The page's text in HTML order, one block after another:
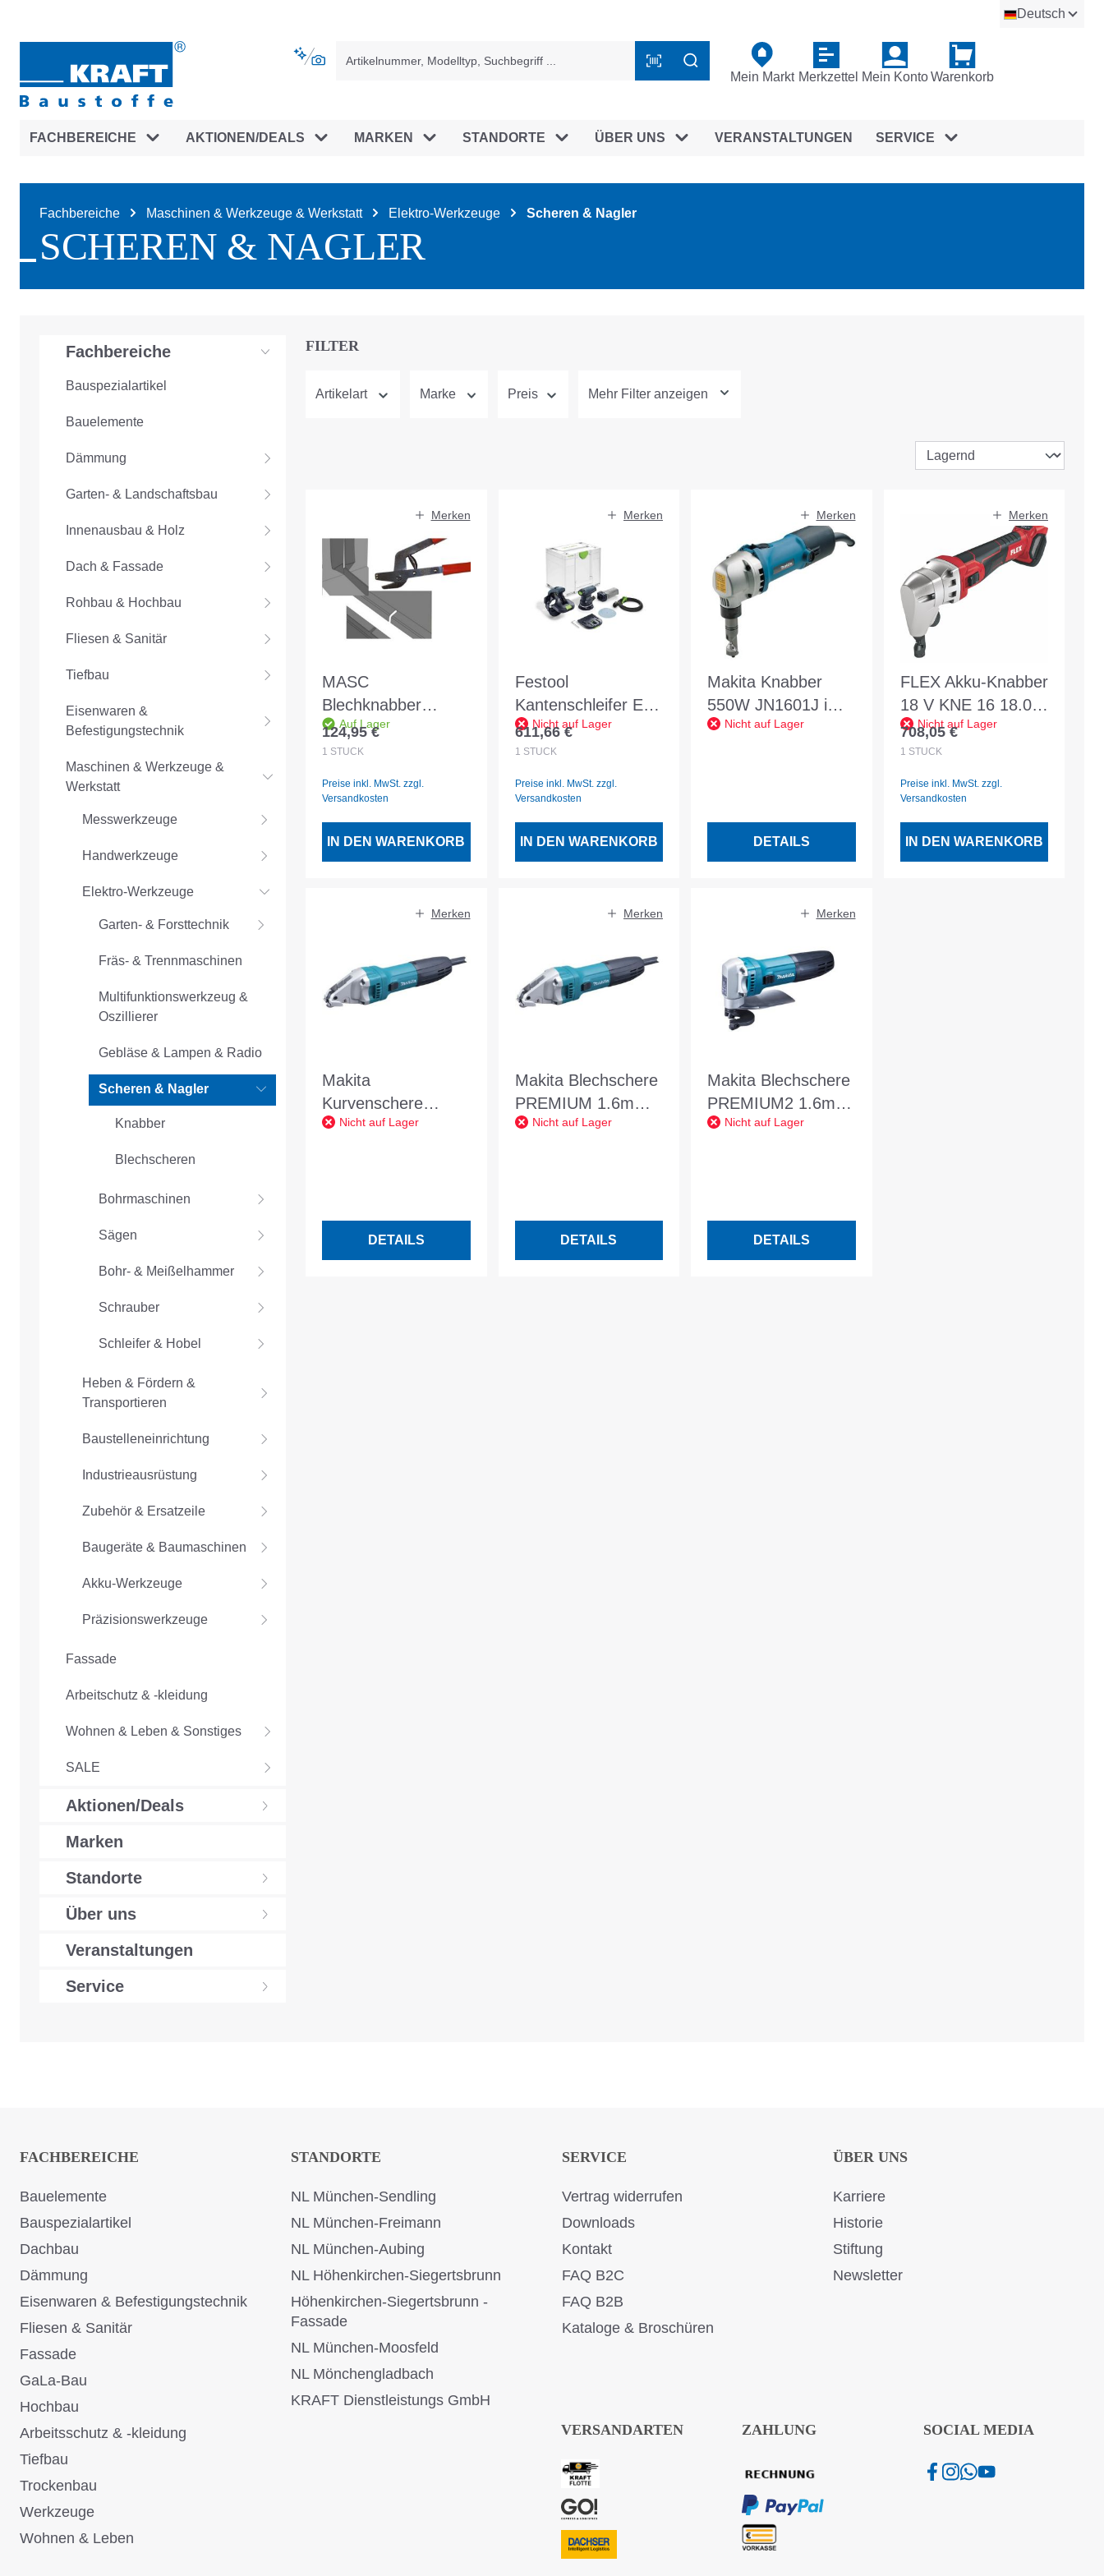
Deutsch
Mein Markt Merkzettel Mein KontoWarenkorb
FACHBEREICHE AKTIONEN/DEALS MARKEN STANDORTE ÜBER UNS VERANSTALTUNGEN SERVICE
Fachbereiche Maschinen & Werkzeuge & Werkstatt Elektro-Werkzeuge Scheren & Nagler
SCHEREN & NAGLER
Fachbereiche
Bauspezialartikel
Bauelemente
Dämmung
Garten- & Landschaftsbau
Innenausbau & Holz
Dach & Fassade
Rohbau & Hochbau
Fliesen & Sanitär
Tiefbau
Eisenwaren &
Befestigungstechnik
Maschinen & Werkzeuge &
Werkstatt
Messwerkzeuge
Handwerkzeuge
Elektro-Werkzeuge
Garten- & Forsttechnik
Fräs- & Trennmaschinen
Multifunktionswerkzeug &
Oszillierer
Gebläse & Lampen & Radio
Scheren & Nagler
Knabber
Blechscheren
Bohrmaschinen
Sägen
Bohr- & Meißelhammer
Schrauber
Schleifer & Hobel
Heben & Fördern &
Transportieren
Baustelleneinrichtung
Industrieausrüstung
Zubehör & Ersatzeile
Baugeräte & Baumaschinen
Akku-Werkzeuge
Präzisionswerkzeuge
Fassade
Arbeitschutz & -kleidung
Wohnen & Leben & Sonstiges
SALE
Aktionen/Deals
Marken
Standorte
Über uns
Veranstaltungen
Service
FILTER
Artikelart Marke Preis Mehr Filter anzeigen
Merken
MASC
Blechknabber
230x14x50mm
0.25kg
Auf Lager
Regulärer Preis:
124,95 €
1 STÜCK
Preise inkl. MwSt. zzgl.
Versandkosten
IN DEN WARENKORB
Merken
Festool
Kantenschleifer ES-
ETS 125 REQ-Plus
Nicht auf Lager
Regulärer Preis:
611,66 €
1 STÜCK
Preise inkl. MwSt. zzgl.
Versandkosten
IN DEN WARENKORB
Merken
Makita Knabber
550W JN1601J im
MAKPAC
Nicht auf Lager
DETAILS
Merken
FLEX Akku-Knabber
18 V KNE 16 18.0-
EC C - 531584
Nicht auf Lager
Regulärer Preis:
708,05 €
1 STÜCK
Preise inkl. MwSt. zzgl.
Versandkosten
IN DEN WARENKORB
Merken
Makita
Kurvenschere
380W JS1000J im
Nicht auf Lager
DETAILS
Merken
Makita Blechschere
PREMIUM 1.6mm
im MAKPAC
Nicht auf Lager
DETAILS
Merken
Makita Blechschere
PREMIUM2 1.6mm
im MAKPAC
Nicht auf Lager
DETAILS
FACHBEREICHE
Bauelemente
Bauspezialartikel
Dachbau
Dämmung
Eisenwaren & Befestigungstechnik
Fliesen & Sanitär
Fassade
GaLa-Bau
Hochbau
Arbeitsschutz & -kleidung
Tiefbau
Trockenbau
Werkzeuge
Wohnen & Leben
STANDORTE
NL München-Sendling
NL München-Freimann
NL München-Aubing
NL Höhenkirchen-Siegertsbrunn
Höhenkirchen-Siegertsbrunn -
Fassade
NL München-Moosfeld
NL Mönchengladbach
KRAFT Dienstleistungs GmbH
SERVICE
Vertrag widerrufen
Downloads
Kontakt
FAQ B2C
FAQ B2B
Kataloge & Broschüren
ÜBER UNS
Karriere
Historie
Stiftung
Newsletter
VERSANDARTEN ZAHLUNG SOCIAL MEDIA